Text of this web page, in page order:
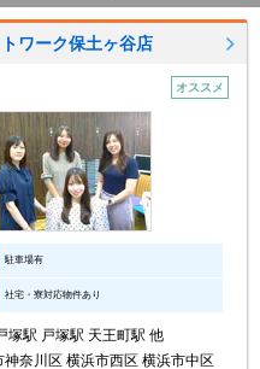
ワーク保土ヶ谷店
オススメ
駐車場有
社宅・寮対応物件あり
塚駅 戸塚駅 天王町駅 他
奈川区 横浜市西区 横浜市中区